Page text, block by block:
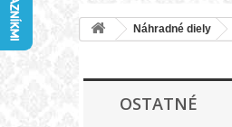
Náhradné diely
OSTATNÉ